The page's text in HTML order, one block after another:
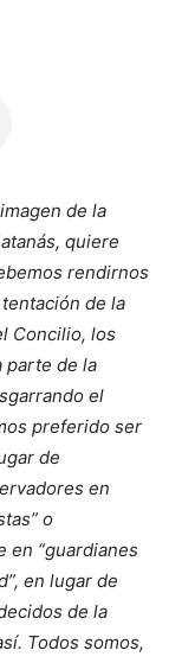
de la
quiere
rendirnos
de la
Concilio, los
parte de la
el
preferido ser
de
en
o
en “guardianes
en lugar de
de la
Todos somos,